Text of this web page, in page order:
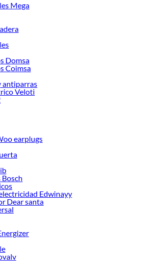
proyectos de decoración, estamos aquí para hacer
y encuentra todo lo que tenemos para ofrecerte en
de Cierres Perimetrales en Sodimac
accesorios de calidad para tus proyectos y
y descubre todo lo que tenemos para
de productos de Cierres Perimetrales en
necesario para tus proyectos de renovación y
tus ideas realidad!
Mega
Domsa
Coimsa
antiparras
Veloti
earplugs
Edwinayy
Dear santa